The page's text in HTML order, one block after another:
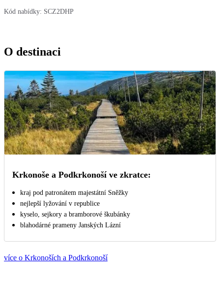
Kód nabídky: SCZ2DHP
O destinaci
Krkonoše a Podkrkonoší ve zkratce:
kraj pod patronátem majestátní Sněžky
nejlepší lyžování v republice
kyselo, sejkory a bramborové škubánky
blahodárné prameny Janských Lázní
více o Krkonoších a Podkrkonoší